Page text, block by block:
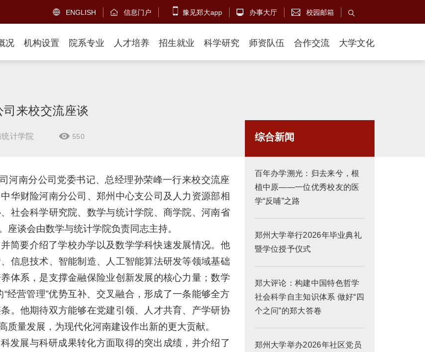
 ENGLISH  信息门户 豫见郑大app  办事大厅  校园邮箱 
况 机构设置 院系专业 人才培养 招生就业 科学研究 师资队伍 合作交流 大学文化
来校交流座谈
计学院  550
河南分公司党委书记、总经理孙荣峰一行来校交流座
华财险河南分公司、郑州中心支公司及人力资源部相
社会科学研究院、数学与统计学院、商学院、河南省
谈会由数学与统计学院负责同志主持。
简要介绍了学校办学以及数学学科快速发展情况。他
信息技术、智能制造、人工智能算法研发等领域基础
体系，是支撑金融保险业创新发展的核心力量；数学
“经营管理”优势互补、交叉融合，形成了一条能够全方
。他期待双方能够在党建引领、人才共育、产学研协
量发展，为现代化河南建设作出新的更大贡献。
发展与科研成果转化方面取得的突出成绩，并介绍了
综合新闻
百年办学溯光：归去来兮，根
植中原——一位优秀校友的医
学“反哺”之路
郑州大学举行2026年毕业典礼
暨学位授予仪式
郑大评论：构建中国特色哲学
社会科学自主知识体系 做好“四
个之问”的郑大答卷
郑州大学举办2026年社区党员